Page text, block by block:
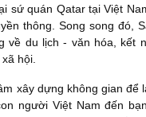
sứ quán Qatar tại Việt
thông. Song song đó,
về du lịch - văn hóa, kết
hội.
xây dựng không gian để
người Việt Nam đến